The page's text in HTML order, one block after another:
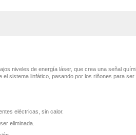
niveles de energía láser, que crea una señal
sistema linfático, pasando por los riñones para ser
eléctricas, sin calor.
eliminada.